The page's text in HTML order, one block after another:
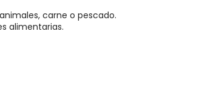
carne o pescado.
alimentarias.